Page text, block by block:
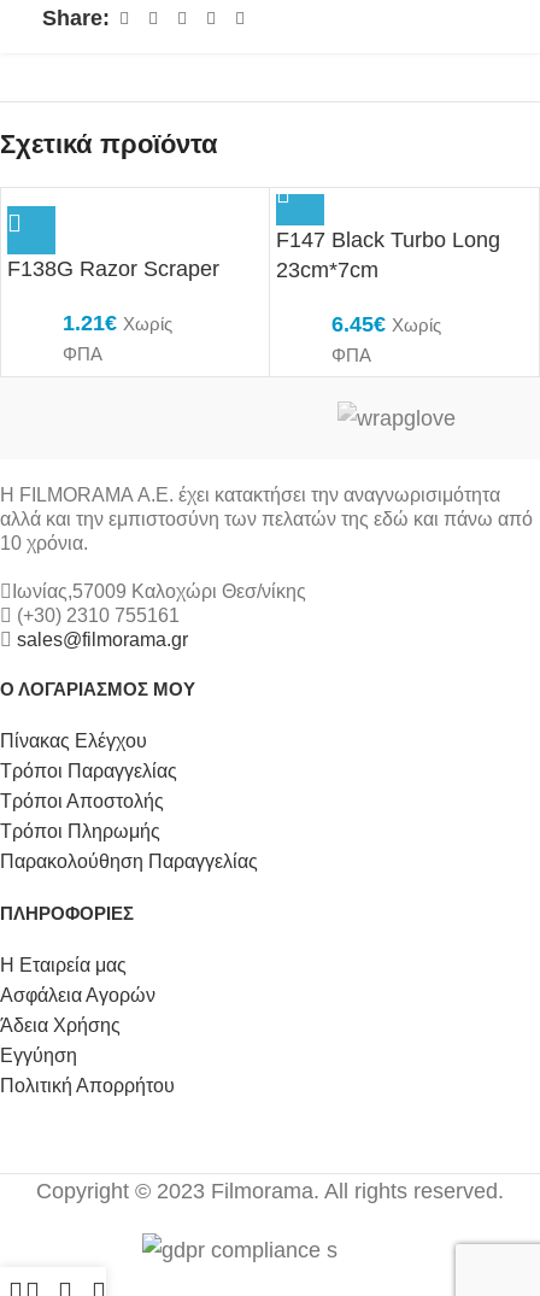
Share:
Σχετικά προϊόντα
F138G Razor Scraper
1.21€ Χωρίς
ΦΠΑ
F147 Black Turbo Long
23cm*7cm
6.45€ Χωρίς
ΦΠΑ
Η FILMORAMA Α.Ε. έχει κατακτήσει την αναγνωρισιμότητα
αλλά και την εμπιστοσύνη των πελατών της εδώ και πάνω από
10 χρόνια.
Ιωνίας,57009 Καλοχώρι Θεσ/νίκης
(+30) 2310 755161
sales@filmorama.gr
Ο ΛΟΓΑΡΙΑΣΜΟΣ ΜΟΥ
Πίνακας Ελέγχου
Τρόποι Παραγγελίας
Τρόποι Αποστολής
Τρόποι Πληρωμής
Παρακολούθηση Παραγγελίας
ΠΛΗΡΟΦΟΡΙΕΣ
Η Εταιρεία μας
Ασφάλεια Αγορών
Άδεια Χρήσης
Εγγύηση
Πολιτική Απορρήτου
Copyright © 2023 Filmorama. All rights reserved.